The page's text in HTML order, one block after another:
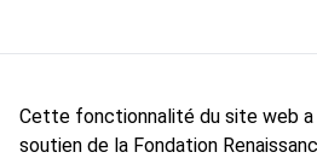
Cette fonctionnalité du site web a
soutien de la Fondation